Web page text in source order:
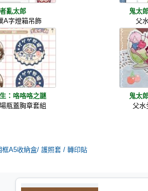
亂太郎
A字燈箱吊飾
鬼太
父
：咯咯咯之謎
瓶蓋胸章套組
鬼太
父水
框A5收納盒/ 護照套 / 轉印貼